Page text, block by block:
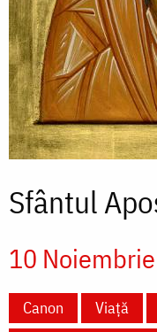
Sfântul
10 Noiembrie
Canon Viață